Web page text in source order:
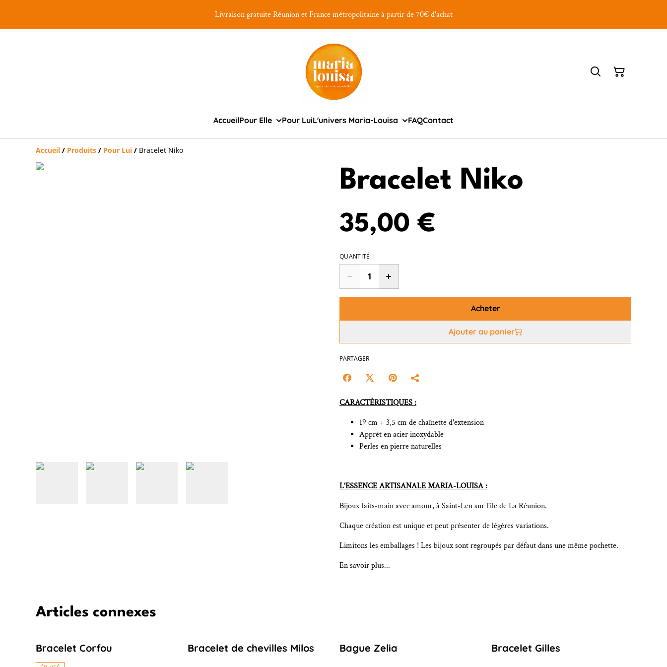
Livraison gratuite Réunion et France métropolitaine à partir de 70€ d'achat
AccueilPour Elle Pour LuiL'univers Maria-Louisa FAQContact
Accueil / Produits / Pour Lui / Bracelet Niko
Bracelet Niko
35,00 €
QUANTITÉ
Acheter
Ajouter au panier
PARTAGER
CARACTÉRISTIQUES :
19 cm + 3,5 cm de chaînette d'extension
Apprêt en acier inoxydable
Perles en pierre naturelles
L'ESSENCE ARTISANALE MARIA-LOUISA :
Bijoux faits-main avec amour, à Saint-Leu sur l'île de La Réunion.
Chaque création est unique et peut présenter de légères variations.
Limitons les emballages ! Les bijoux sont regroupés par défaut dans une même pochette.
En savoir plus...
Articles connexes
Bracelet Corfou Bracelet de chevilles Milos Bague Zelia Bracelet Gilles